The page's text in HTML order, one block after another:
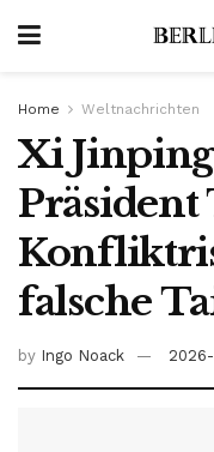
Home Weltnachrichten
Xi
falsche
by Ingo Noack